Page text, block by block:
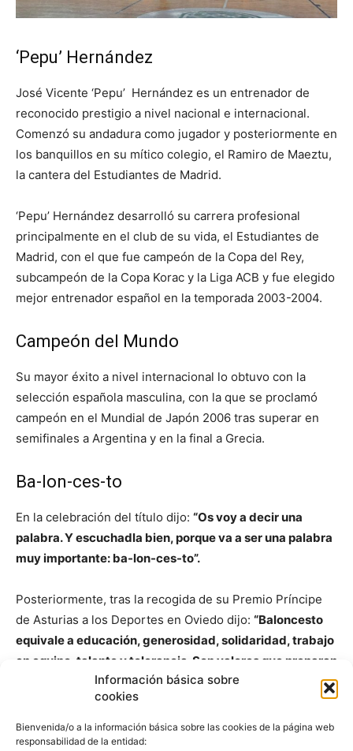
Información básica sobre
cookies
Bienvenida/o a la información básica sobre las cookies de la página web
responsabilidad de la entidad:
‘Pepu’ Hernández
José Vicente ‘Pepu’ Hernández es un entrenador de
reconocido prestigio a nivel nacional e internacional.
Comenzó su andadura como jugador y posteriormente en
los banquillos en su mítico colegio, el Ramiro de Maeztu,
la cantera del Estudiantes de Madrid.
‘Pepu’ Hernández desarrolló su carrera profesional
principalmente en el club de su vida, el Estudiantes de
Madrid, con el que fue campeón de la Copa del Rey,
subcampeón de la Copa Korac y la Liga ACB y fue elegido
mejor entrenador español en la temporada 2003-2004.
Campeón del Mundo
Su mayor éxito a nivel internacional lo obtuvo con la
selección española masculina, con la que se proclamó
campeón en el Mundial de Japón 2006 tras superar en
semifinales a Argentina y en la final a Grecia.
Ba-lon-ces-to
En la celebración del título dijo: “Os voy a decir una
palabra. Y escuchadla bien, porque va a ser una palabra
muy importante: ba-lon-ces-to”.
Posteriormente, tras la recogida de su Premio Príncipe
de Asturias a los Deportes en Oviedo dijo: “Baloncesto
equivale a educación, generosidad, solidaridad, trabajo
en equipo, talante y tolerancia. Son valores que preparan
a un jugador para el futuro”.
José Luis Abós